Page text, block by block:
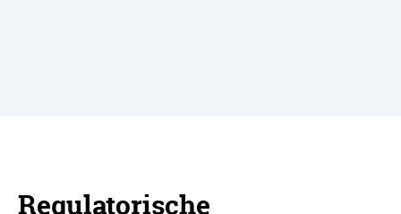
Regulatorische